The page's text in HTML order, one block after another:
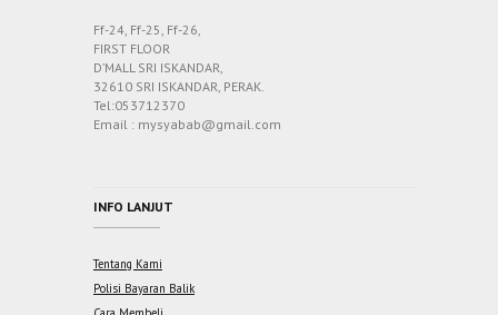
Ff-24, Ff-25, Ff-26,
FIRST FLOOR
D’MALL SRI ISKANDAR,
32610 SRI ISKANDAR, PERAK.
Tel:053712370
Email : mysyabab@gmail.com
INFO LANJUT
Tentang Kami
Polisi Bayaran Balik